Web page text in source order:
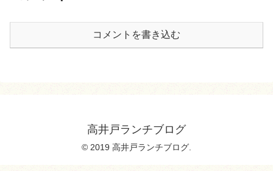
コメントを書き込む
高井戸ランチブログ
© 2019 高井戸ランチブログ.